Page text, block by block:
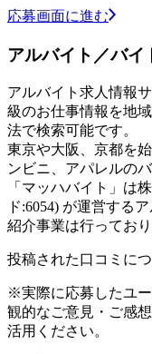
応募画面に進む
アルバイト／バイ
アルバイト求人情報
級のお仕事情報を地
法で検索可能です。
東京や大阪、京都を
ンビニ、アパレルの
「マッハバイト」は
ド:6054) が運営する
紹介事業は行っており
投稿された口コミに
※実際に応募したユ
観的なご意見・ご感
活用ください。